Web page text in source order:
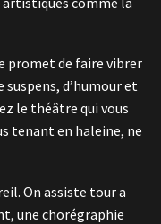
promet de faire vibrer
d’humour et
le théâtre qui vous
tenant en haleine, ne
On assiste tour a
une chorégraphie